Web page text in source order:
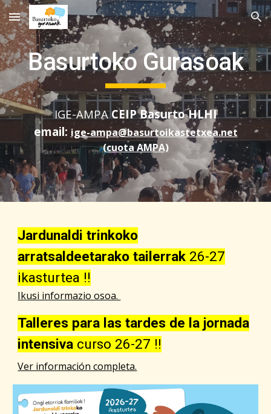
Skip to main content Skip to navigation
Basurtoko Gurasoak
IGE-AMPACEIP Basurto HLHI
email: ige-ampa@basurtoikastetxea.net
(cuota AMPA)
Jardunaldi trinkoko
arratsaldeetarako tailerrak 26-27
ikasturtea !!
Ikusi informazio osoa.
Talleres para las tardes de la jornada
intensiva curso 26-27 !!
Ver información completa.